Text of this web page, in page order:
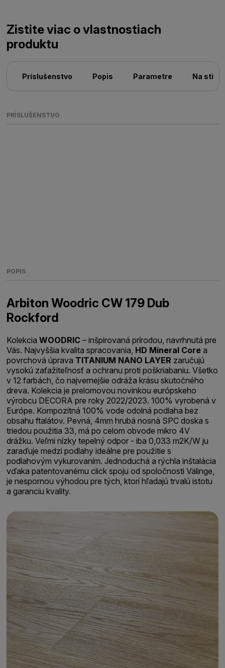
Zistite viac o vlastnostiach
produktu
Príslušenstvo Popis Parametre Na
PRÍSLUŠENSTVO
POPIS
Arbiton Woodric CW 179 Dub
Rockford
KolekciaWOODRIC – inšpirovaná prírodou, navrhnutá pre
Vás. Najvyššia kvalita spracovania, HD Mineral Core a
povrchová úprava TITANIUM NANO LAYER zaručujú
vysokú zaťažiteľnosť a ochranu proti poškriabaniu. Všetko
v 12 farbách, čo najvernejšie odráža krásu skutočného
dreva. Kolekcia je prelomovou novinkou európskeho
výrobcu DECORA pre roky 2022/2023. 100% vyrobená v
Európe. Kompozitná 100% vode odolná podlaha bez
obsahu ftalátov. Pevná, 4mm hrubá nosná SPC doska s
triedou použitia 33, má po celom obvode mikro 4V
drážku. Veľmi nízky tepelný odpor - iba 0,033 m2K/W ju
zaraďuje medzi podlahy ideálne pre použitie s
podlahovým vykurovaním. Jednoduchá a rýchla inštalácia
vďaka patentovanému click spoju od spoločnosti Välinge,
je nespornou výhodou pre tých, ktorí hľadajú trvalú istotu
a garanciu kvality.